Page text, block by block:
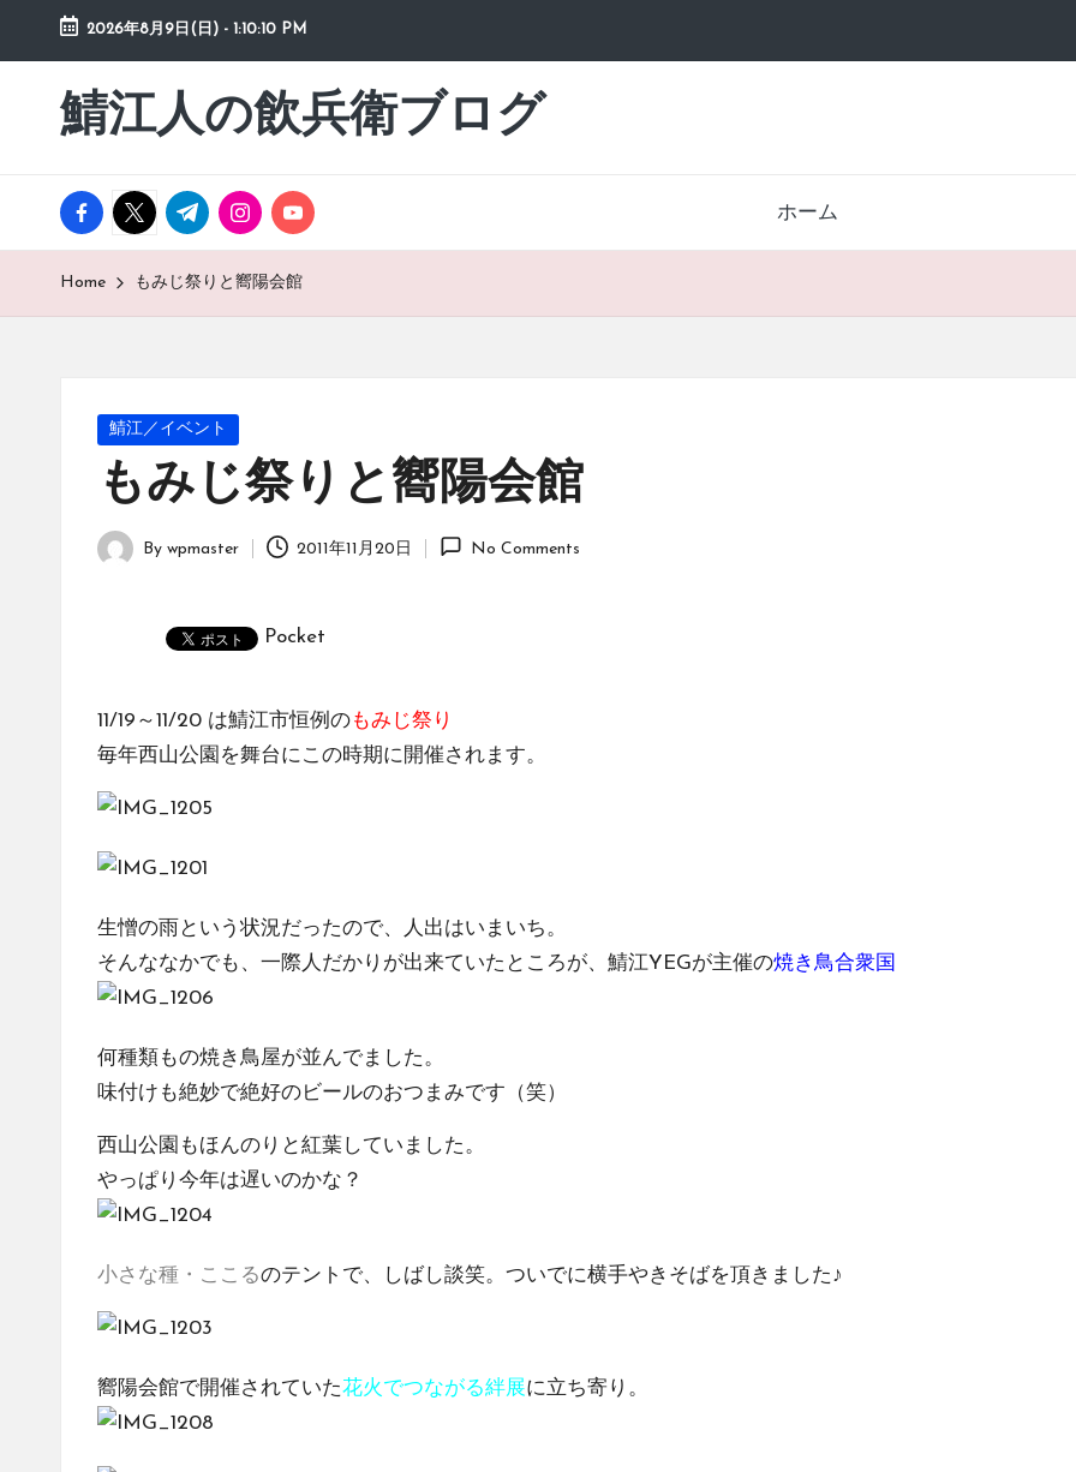
Skip
content
2026年8月9日(日) - 1:10:11 PM
鯖江人の飲兵衛ブログ
日々
の
然
草
facebook.com
twitter.com
t.me instagram.com
youtube.com ホーム
Home もみじ祭りと嚮陽会館
Posted
鯖江／イベント
もみじ祭りと嚮陽会館
Posted
By wpmaster 2011年11月20日 No Comments
Pocket
11/19～11/20 は鯖江市恒例のもみじ祭り
毎年西山公園を舞台にこの時期に開催されます。
生憎の雨という状況だったので、人出はいまいち。
そんななかでも、一際人だかりが出来ていたところが、鯖江YEGが主催の焼き鳥合衆国
何種類もの焼き鳥屋が並んでました。
味付けも絶妙で絶好のビールのおつまみです（笑）
西山公園もほんのりと紅葉していました。
やっぱり今年は遅いのかな？
小さな種・ここるのテントで、しばし談笑。ついでに横手やきそばを頂きました♪
嚮陽会館で開催されていた花火でつながる絆展に立ち寄り。